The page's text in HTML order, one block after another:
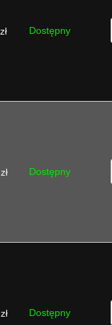
zł Dostępny
zł Dostępny
zł Dostępny